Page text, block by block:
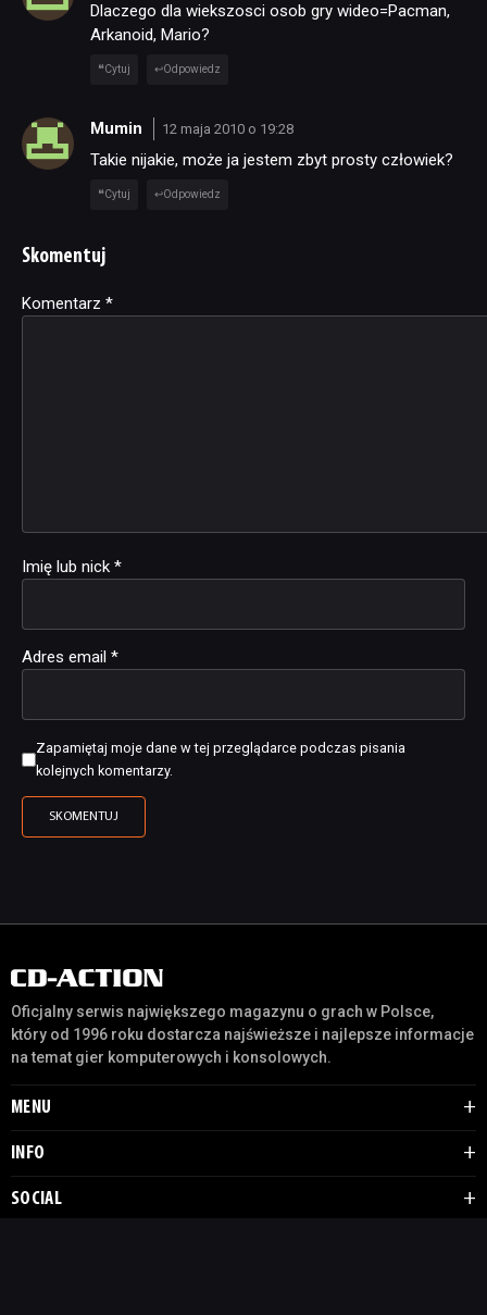
Dlaczego dla wiekszosci osob gry wideo=Pacman,
Arkanoid, Mario?
Cytuj Odpowiedz
Mumin 12 maja 2010 o 19:28
Takie nijakie, może ja jestem zbyt prosty człowiek?
Cytuj Odpowiedz
Skomentuj
Komentarz *
Imię lub nick *
Adres email *
Zapamiętaj moje dane w tej przeglądarce podczas pisania
kolejnych komentarzy.
Alternative:
Oficjalny serwis największego magazynu o grach w Polsce,
który od 1996 roku dostarcza najświeższe i najlepsze informacje
na temat gier komputerowych i konsolowych.
MENU
INFO
SOCIAL